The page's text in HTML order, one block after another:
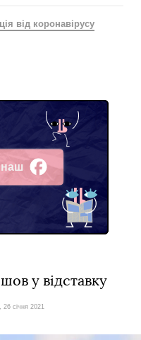
від коронавірусу
наш
у відставку
26 січня 2021